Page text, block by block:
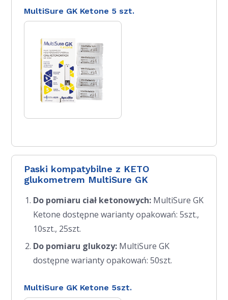
MultiSure GK Ketone 5 szt.
Paski kompatybilne z KETO
glukometrem MultiSure GK
Do pomiaru ciał ketonowych: MultiSure GK
Ketone dostępne warianty opakowań: 5szt.,
10szt., 25szt.
Do pomiaru glukozy: MultiSure GK
dostępne warianty opakowań: 50szt.
MultiSure GK Ketone 5szt.